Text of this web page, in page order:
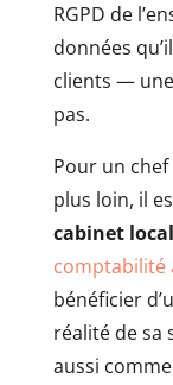
RGPD de
données
clients —
pas.
Pour un
plus loin, il
cabinet
comptabilité
bénéficier
réalité de sa
aussi